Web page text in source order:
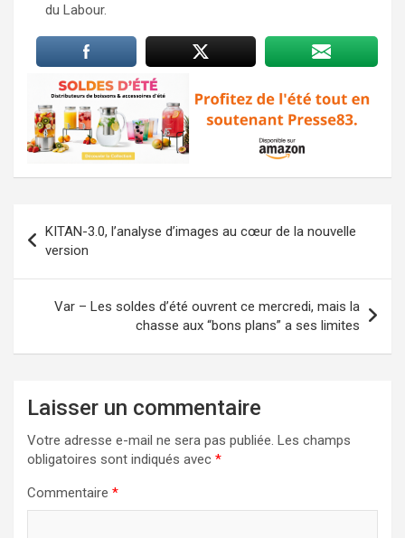
du Labour.
de
l’article
KITAN-3.0, l’analyse d’images au cœur de la nouvelle
version
Var – Les soldes d’été ouvrent ce mercredi, mais la
chasse aux “bons plans” a ses limites
Laisser un commentaire
Votre adresse e-mail ne sera pas publiée. Les champs
obligatoires sont indiqués avec *
Commentaire *